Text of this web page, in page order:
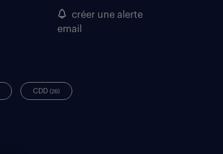
créer une alerte
email
CDD(26)